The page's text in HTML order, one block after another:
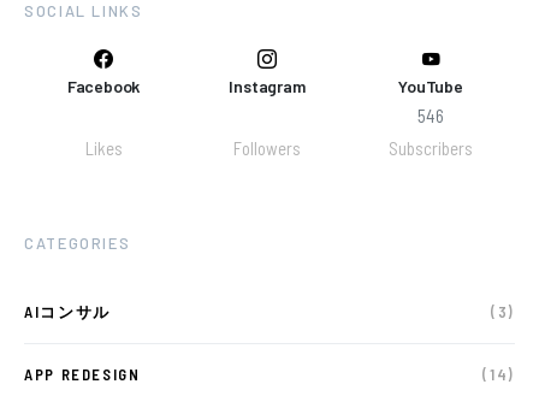
SOCIAL LINKS
Facebook
Likes
Instagram
Followers
YouTube
546
Subscribers
CATEGORIES
AIコンサル (3)
APP REDESIGN (14)